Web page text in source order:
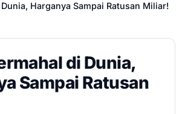
Harganya Sampai Ratusan Miliar!
di Dunia,
Sampai Ratusan